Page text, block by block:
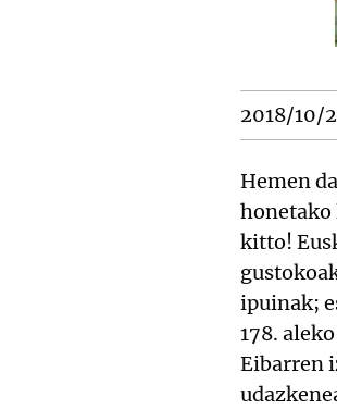
2018/10/
Hemen
honetako
kitto!
ipuinak;
178.
Eibarren